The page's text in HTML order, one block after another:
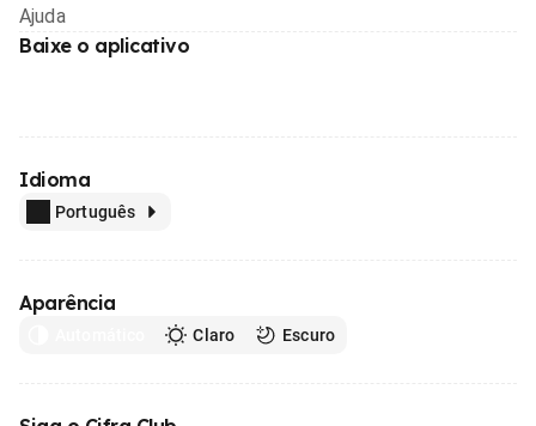
Ajuda
Baixe o aplicativo
Idioma
Português
Aparência
Claro Escuro